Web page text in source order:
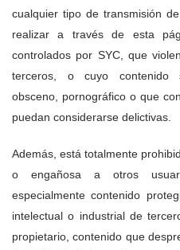
cualquier tipo de transmisión
realizar a través de esta
controlados por SYC, que
terceros, o cuyo contenido
obsceno, pornográfico o que
puedan considerarse delictivas.
Además, está totalmente
o engañosa a otros
especialmente contenido
intelectual o industrial de
propietario, contenido que